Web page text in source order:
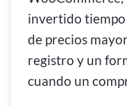
invertido
de precios
registro y un
cuando un